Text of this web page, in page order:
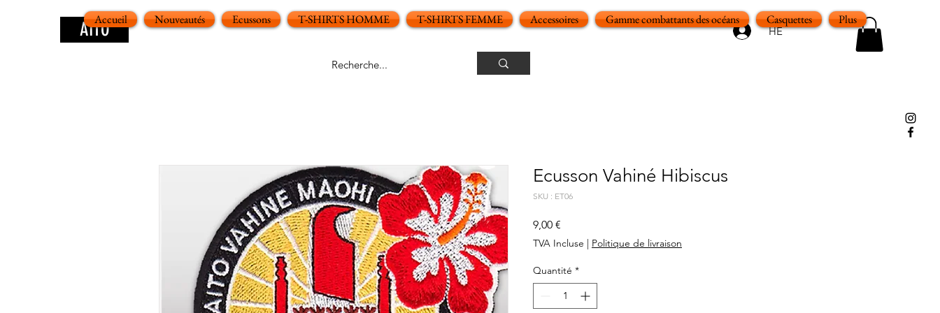
AITO HE
Accueil Nouveautés Ecussons T-SHIRTS HOMME T-SHIRTS FEMME Accessoires Gamme combattants des océans Casquettes Plus
Ecusson Vahiné Hibiscus
SKU : ET06
9,00 €
TVA Incluse | Politique de livraison
Quantité *